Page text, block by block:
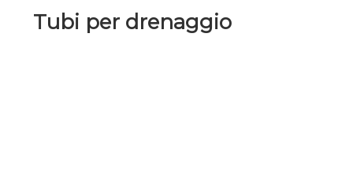
Tubi per drenaggio